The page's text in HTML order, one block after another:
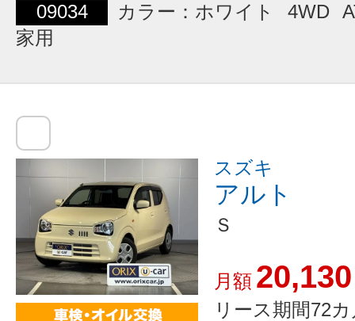
09034
カラー：ホワイト 4WD
家用
スズキ
アルト
Ｓ
月額 20,130
リース期間72